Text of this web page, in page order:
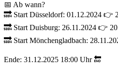
📅 Ab wann?
🔜 Start Düsseldorf: 01.12.2024 👉
🔜 Start Duisburg: 26.11.2024 👉
🔜 Start Mönchengladbach:
Ende: 31.12.2025 18:00 Uhr 🔚